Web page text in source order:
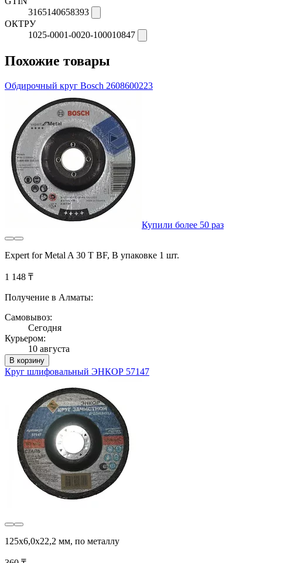
3165140658393
ОКТРУ
1025-0001-0020-100010847
Похожие товары
Обдирочный круг Bosch 2608600223
Купили более 50 раз
Expert for Metal A 30 T BF, В упаковке 1 шт.
1 148 ₸
Получение в Алматы:
Самовывоз:
Сегодня
Курьером:
10 августа
В корзину
Круг шлифовальный ЭНКОР 57147
125х6,0х22,2 мм, по металлу